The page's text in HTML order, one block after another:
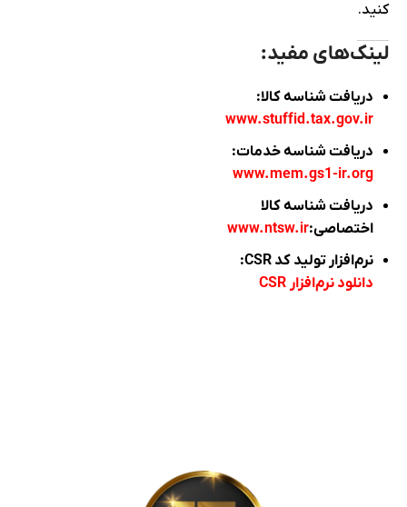
کنید.
لینک‌های مفید:
دریافت شناسه کالا:
www.stuffid.tax.gov.ir
دریافت شناسه خدمات:
www.mem.gs1-ir.org
دریافت شناسه کالا
اختصاصی:www.ntsw.ir
نرم‌افزار تولید کد CSR:
دانلود نرم‌افزار CSR